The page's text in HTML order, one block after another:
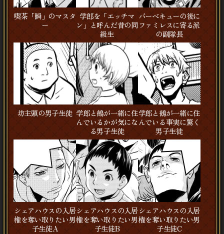
喫茶「瞬」のマスタ
ー
学郎を「エッチマ
ン」と呼んだ昔の同
級生
バーベキューの後に
ファミレスに寄る派
の副隊長
坊主頭の男子生徒 学郎と鵺が一緒に住
んでいるかが気にな
る男子生徒
学郎と鵺が一緒に住
んでいる事実に驚く
男子生徒
シェアハウスの入居
権を奪い取りたい男
子生徒A
シェアハウスの入居
権を奪い取りたい男
子生徒B
シェアハウスの入居
権を奪い取りたい男
子生徒C